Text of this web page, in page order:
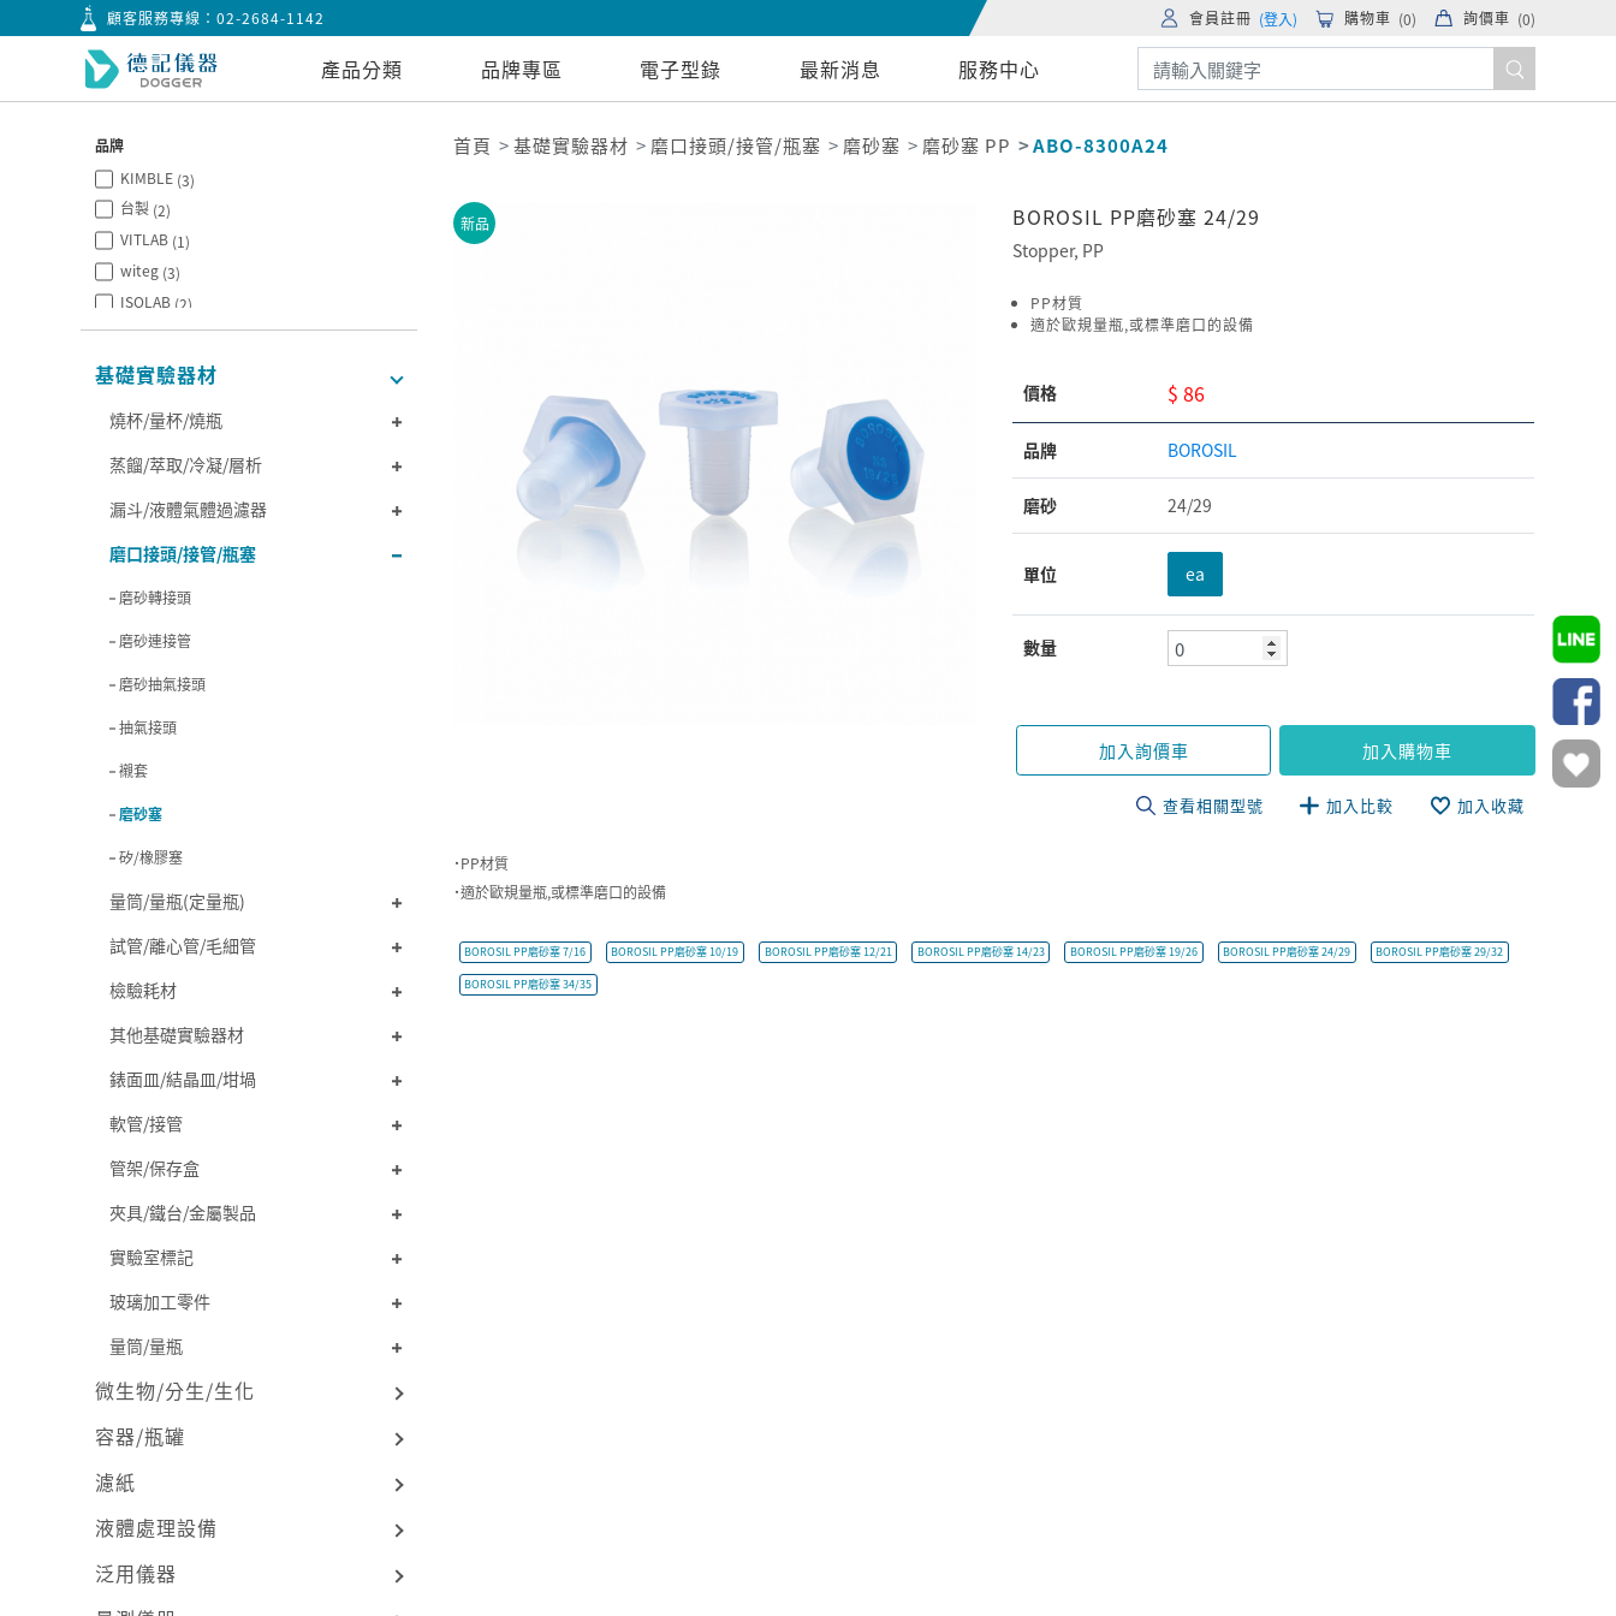
顧客服務專線：02-2684-1142 會員註冊 (登入) 購物車 (0) 詢價車 (0)
產品分類 品牌專區 電子型錄 最新消息 服務中心
品牌
KIMBLE (3)
台製 (2)
VITLAB (1)
witeg (3)
ISOLAB (2)
BOROSIL(1)
基礎實驗器材
燒杯/量杯/燒瓶
蒸餾/萃取/冷凝/層析
漏斗/液體氣體過濾器
磨口接頭/接管/瓶塞
磨砂轉接頭
磨砂連接管
磨砂抽氣接頭
抽氣接頭
襯套
磨砂塞
矽/橡膠塞
量筒/量瓶(定量瓶)
試管/離心管/毛細管
檢驗耗材
其他基礎實驗器材
錶面皿/結晶皿/坩堝
軟管/接管
管架/保存盒
夾具/鐵台/金屬製品
實驗室標記
玻璃加工零件
量筒/量瓶
微生物/分生/生化
容器/瓶罐
濾紙
液體處理設備
泛用儀器
首頁 基礎實驗器材 磨口接頭/接管/瓶塞 磨砂塞 磨砂塞 PP ABO-8300A24
新品 BOROSIL PP磨砂塞 24/29
Stopper, PP
PP材質
適於歐規量瓶,或標準磨口的設備
價格 $ 86
品牌 BOROSIL
磨砂 24/29
單位 ea
數量
加入詢價車 加入購物車
查看相關型號 加入比較 加入收藏
˙PP材質
˙適於歐規量瓶,或標準磨口的設備
BOROSIL PP磨砂塞 7/16 BOROSIL PP磨砂塞 10/19 BOROSIL PP磨砂塞 12/21 BOROSIL PP磨砂塞 14/23 BOROSIL PP磨砂塞 19/26 BOROSIL PP磨砂塞 24/29 BOROSIL PP磨砂塞 29/32
BOROSIL PP磨砂塞 34/35